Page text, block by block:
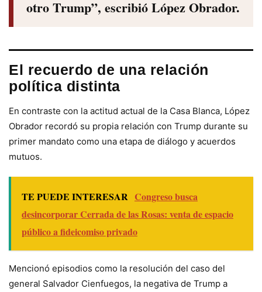
otro Trump”, escribió López Obrador.
El recuerdo de una relación
política distinta
En contraste con la actitud actual de la Casa Blanca, López
Obrador recordó su propia relación con Trump durante su
primer mandato como una etapa de diálogo y acuerdos
mutuos.
TE PUEDE INTERESAR Congreso busca
desincorporar Cerrada de las Rosas: venta de espacio
público a fideicomiso privado
Mencionó episodios como la resolución del caso del
general Salvador Cienfuegos, la negativa de Trump a